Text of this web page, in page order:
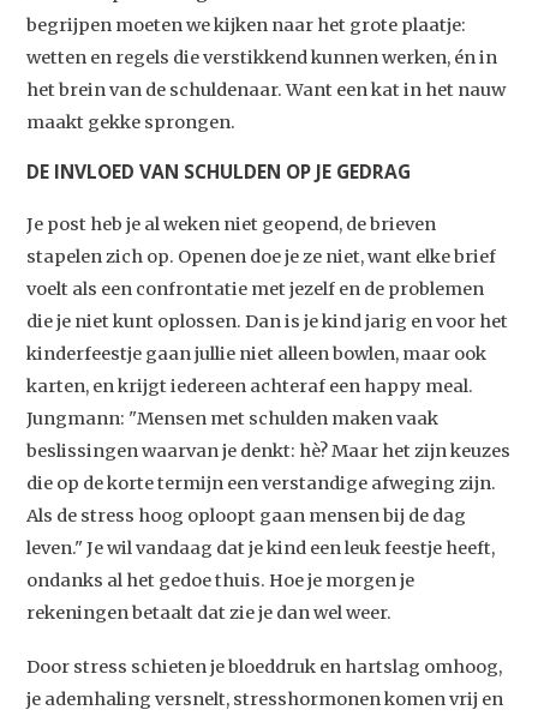
begrijpen moeten we kijken naar het grote plaatje:
wetten en regels die verstikkend kunnen werken, én in
het brein van de schuldenaar. Want een kat in het nauw
maakt gekke sprongen.
DE INVLOED VAN SCHULDEN OP JE GEDRAG
Je post heb je al weken niet geopend, de brieven
stapelen zich op. Openen doe je ze niet, want elke brief
voelt als een confrontatie met jezelf en de problemen
die je niet kunt oplossen. Dan is je kind jarig en voor het
kinderfeestje gaan jullie niet alleen bowlen, maar ook
karten, en krijgt iedereen achteraf een happy meal.
Jungmann: "Mensen met schulden maken vaak
beslissingen waarvan je denkt: hè? Maar het zijn keuzes
die op de korte termijn een verstandige afweging zijn.
Als de stress hoog oploopt gaan mensen bij de dag
leven." Je wil vandaag dat je kind een leuk feestje heeft,
ondanks al het gedoe thuis. Hoe je morgen je
rekeningen betaalt dat zie je dan wel weer.
Door stress schieten je bloeddruk en hartslag omhoog,
je ademhaling versnelt, stresshormonen komen vrij en